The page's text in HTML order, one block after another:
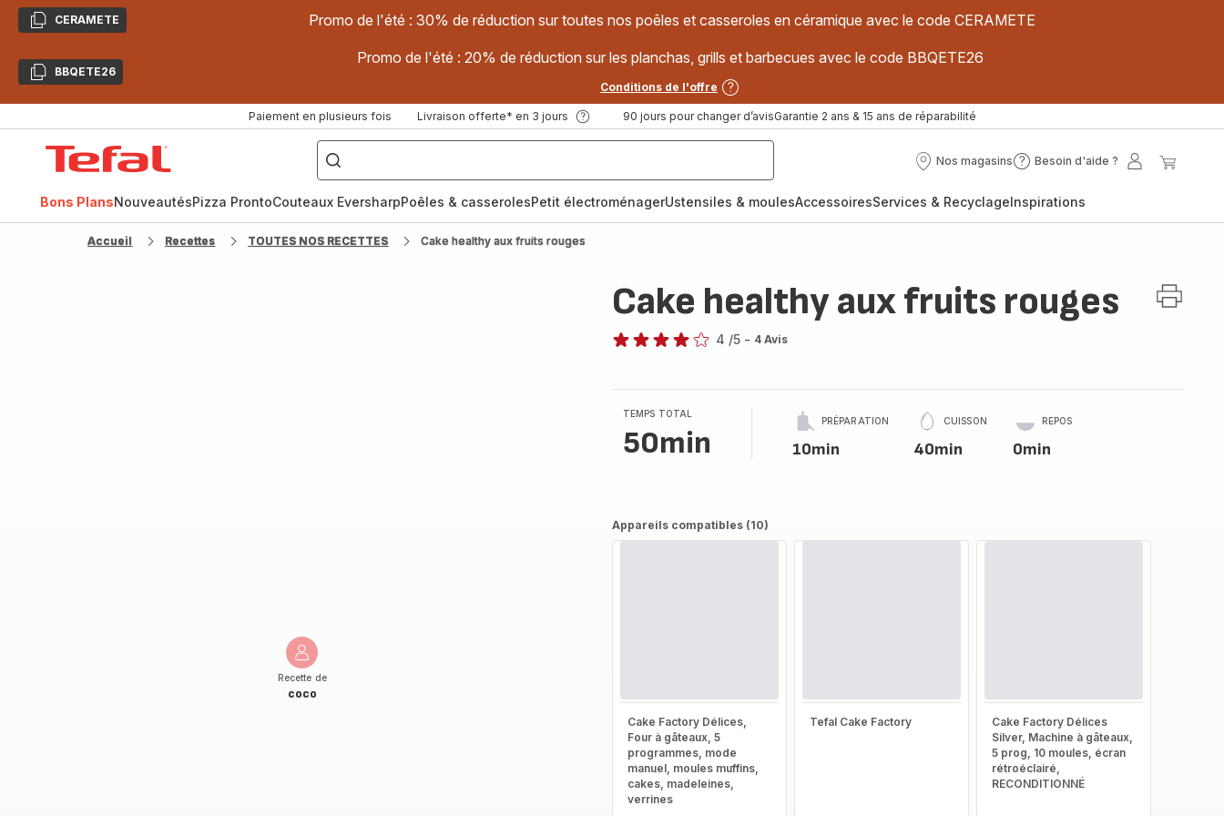
CopierCERAMETE Promo de l'été : 30% de réduction sur toutes nos poêles et casseroles en céramique avec le code CERAMETE
CopierBBQETE26
Promo de l'été : 20% de réduction sur les planchas, grills et barbecues avec le code BBQETE26
Conditions de l'offre
Paiement en plusieurs fois Livraison offerte* en 3 jours 90 jours pour changer d’avisGarantie 2 ans & 15 ans de réparabilité
["Poêles
inox,
Cake
Factory,
Nos magasins
Nos
Besoin d'aide ?
Besoin
?
Mon
Bons PlansNouveautésPizza ProntoCouteaux EversharpPoêles & casserolesPetit électroménagerUstensiles & moulesAccessoiresServices & RecyclageInspirations
Accueil Recettes TOUTES NOS RECETTES Cake healthy aux fruits rouges
Recette de
coco
Cake healthy aux fruits rouges
étoiles
(moyenne)
4 /5 - 4 Avis
TEMPS TOTAL
50min
PRÉPARATION
10min
CUISSON
40min
REPOS
0min
Appareils compatibles (10)
Cake Factory Délices,
Four à gâteaux, 5
programmes, mode
manuel, moules muffins,
cakes, madeleines,
verrines
Tefal Cake Factory
Cake Factory Délices
Silver, Machine à gâteaux,
5 prog, 10 moules, écran
rétroéclairé,
RECONDITIONNÉ